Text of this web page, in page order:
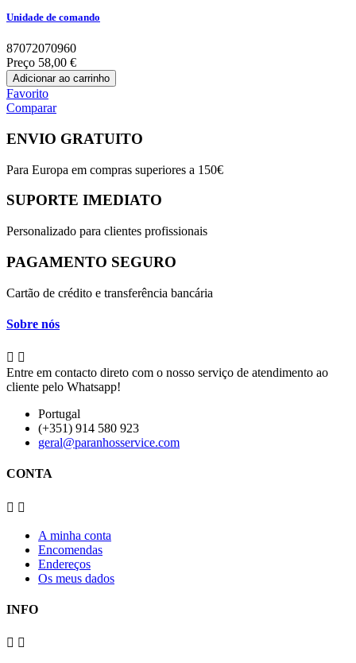
Unidade de comando
87072070960
Preço 58,00 €
Adicionar ao carrinho
Favorito
Comparar
ENVIO GRATUITO
Para Europa em compras superiores a 150€
SUPORTE IMEDIATO
Personalizado para clientes profissionais
PAGAMENTO SEGURO
Cartão de crédito e transferência bancária
Sobre nós
 
Entre em contacto direto com o nosso serviço de atendimento ao
cliente pelo Whatsapp!
Portugal
(+351) 914 580 923
geral@paranhosservice.com
CONTA
 
A minha conta
Encomendas
Endereços
Os meus dados
INFO
 